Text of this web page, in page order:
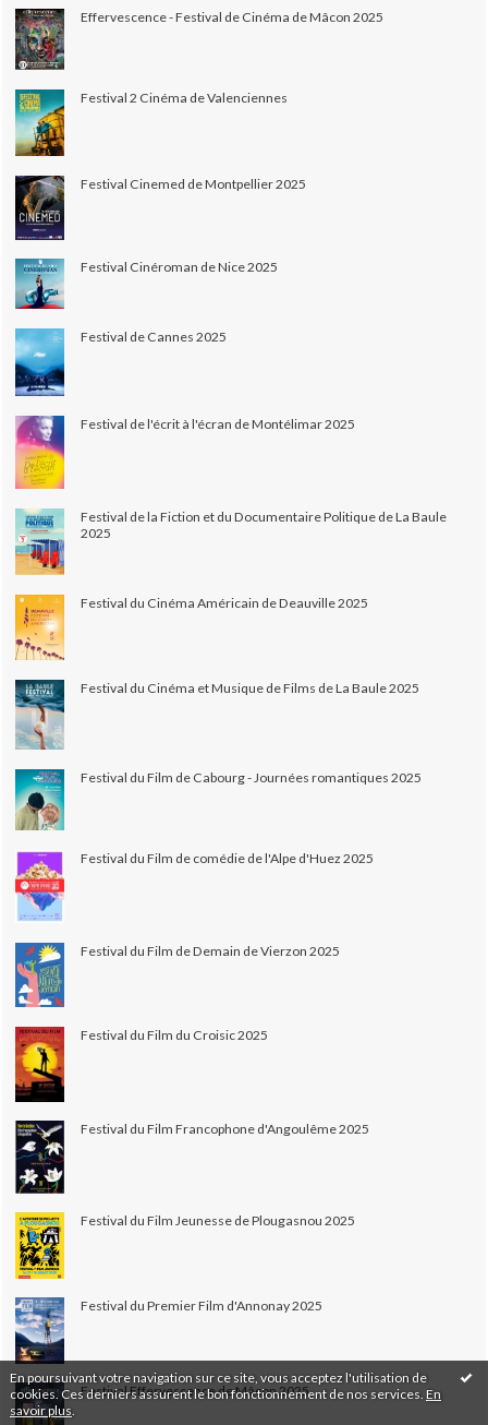
En poursuivant votre navigation sur ce site, vous acceptez l'utilisation de
cookies. Ces derniers assurent le bon fonctionnement de nos services. En
savoir plus
Effervescence - Festival de Cinéma de Mâcon 2025
Festival 2 Cinéma de Valenciennes
Festival Cinemed de Montpellier 2025
Festival Cinéroman de Nice 2025
Festival de Cannes 2025
Festival de l'écrit à l'écran de Montélimar 2025
Festival de la Fiction et du Documentaire Politique de La Baule
2025
Festival du Cinéma Américain de Deauville 2025
Festival du Cinéma et Musique de Films de La Baule 2025
Festival du Film de Cabourg - Journées romantiques 2025
Festival du Film de comédie de l'Alpe d'Huez 2025
Festival du Film de Demain de Vierzon 2025
Festival du Film du Croisic 2025
Festival du Film Francophone d'Angoulême 2025
Festival du Film Jeunesse de Plougasnou 2025
Festival du Premier Film d'Annonay 2025
Festival Effervescence de Mâcon 2025